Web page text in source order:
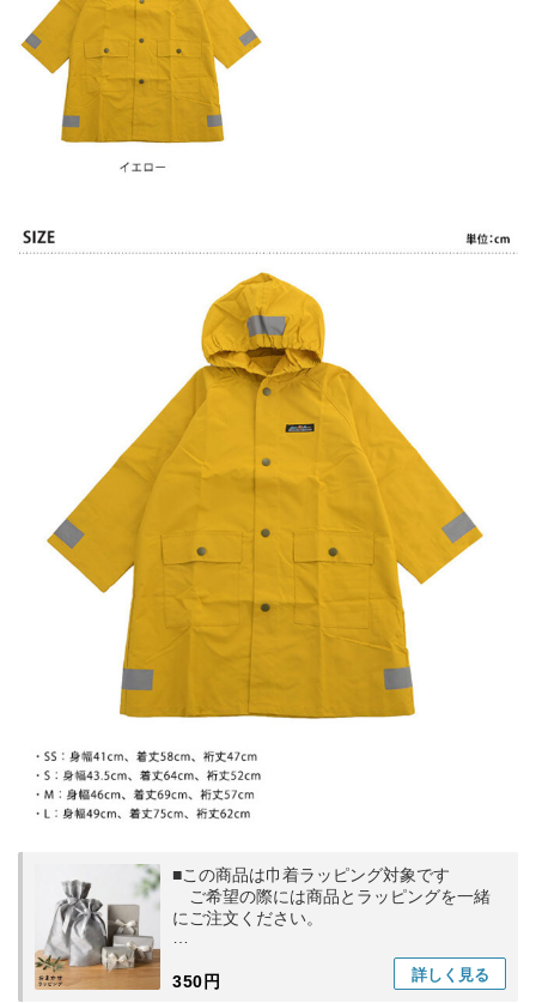
■この商品は巾着ラッピング対象です
ご希望の際には商品とラッピングを一緒
にご注文ください。
こどもと暮らし｜【こどもと暮らし専用】
おまかせラッピング
350円 詳しく 見る